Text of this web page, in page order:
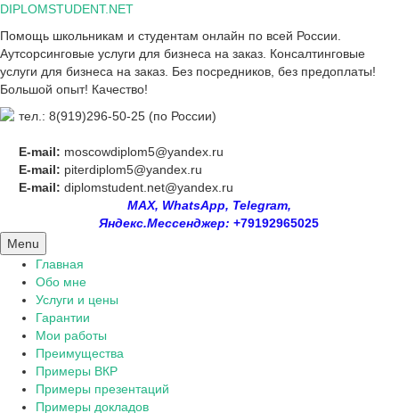
Skip
content
DIPLOMSTUDENT.NET
Помощь школьникам и студентам онлайн по всей России.
Аутсорсинговые услуги для бизнеса на заказ. Консалтинговые
услуги для бизнеса на заказ. Без посредников, без предоплаты!
Большой опыт! Качество!
тел.: 8(919)296-50-25 (по России)
E-mail: moscowdiplom5@yandex.ru
E-mail: piterdiplom5@yandex.ru
E-mail: diplomstudent.net@yandex.ru
MAX, WhatsApp, Telegram,
Яндекс.Мессенджер: +79192965025
Menu
Главная
Обо мне
Услуги и цены
Гарантии
Мои работы
Преимущества
Примеры ВКР
Примеры презентаций
Примеры докладов